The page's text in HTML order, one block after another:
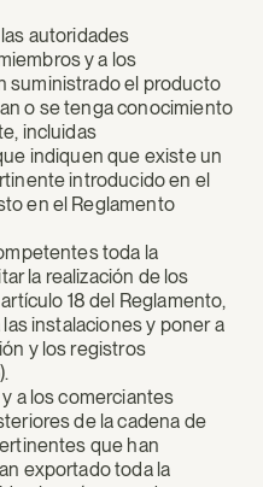
autoridades
y a los
suministrado el producto
o se tenga conocimiento
incluidas
indiquen que existe un
introducido en el
en el Reglamento
toda la
la realización de los
18 del Reglamento,
instalaciones y poner a
y los registros
a los comerciantes
de la cadena de
que han
exportado toda la